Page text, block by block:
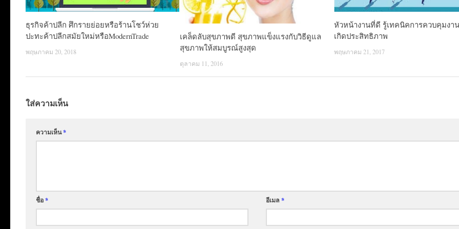
ธุรกิจค้าปลีก ศึกรายย่อยหรือร้านโชว์ห่วย
ปะทะค้าปลีกสมัยใหม่หรือModernTrade
พฤษภาคม 20, 2018
เคล็ดลับสุขภาพดี สุขภาพแข็งแรงกับวิธีดูแล
สุขภาพให้สมบูรณ์สูงสุด
ตุลาคม 11, 2016
หัวหน้างานที่ดี รู้เทคนิคการควบคุมงา
เกิดประสิทธิภาพ
พฤษภาคม 21, 2017
ใส่ความเห็น
ความเห็น*
ชื่อ* อีเมล*